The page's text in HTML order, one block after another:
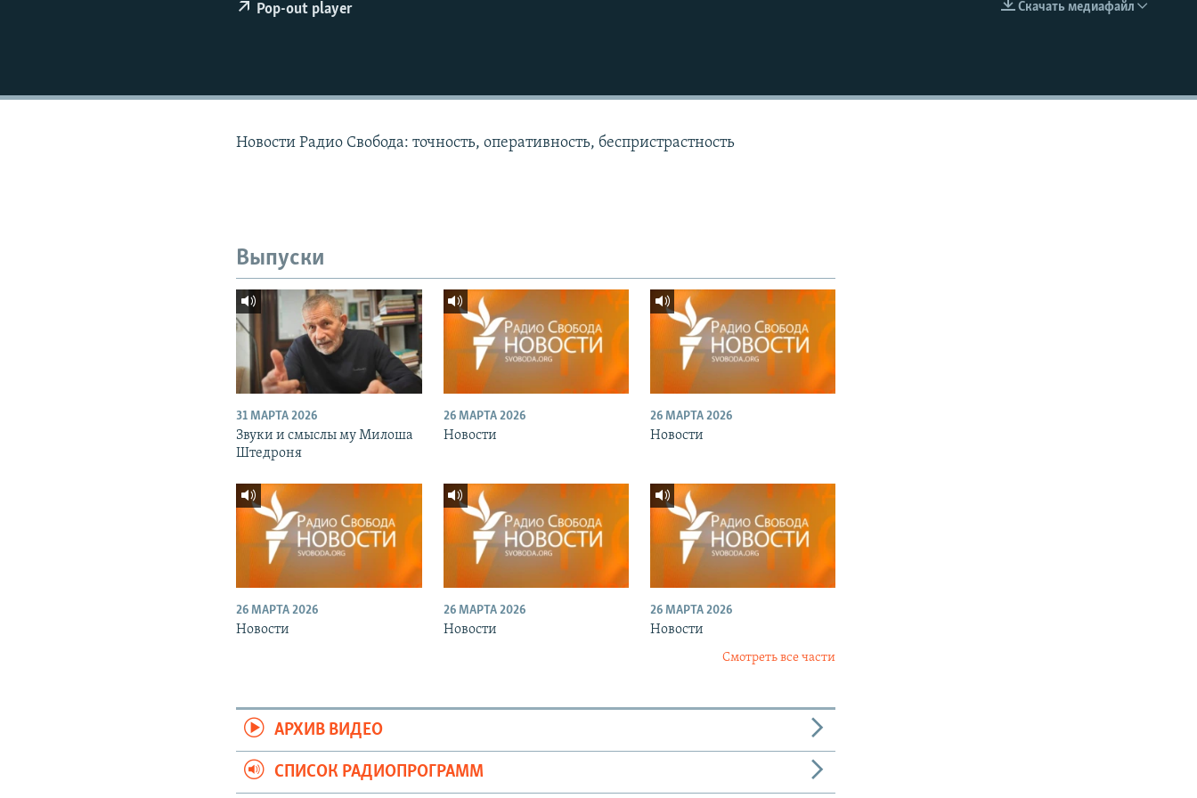
EMBED
Скачать медиафайл
Pop-out player
Новости Радио Свобода: точность, оперативность, беспристрастность
Выпуски
31 МАРТА 2026
Звуки и смыслы му Милоша
Штедроня
26 МАРТА 2026
Новости
26 МАРТА 2026
Новости
26 МАРТА 2026
Новости
26 МАРТА 2026
Новости
26 МАРТА 2026
Новости
Смотреть все части
АРХИВ ВИДЕО
СПИСОК РАДИОПРОГРАММ